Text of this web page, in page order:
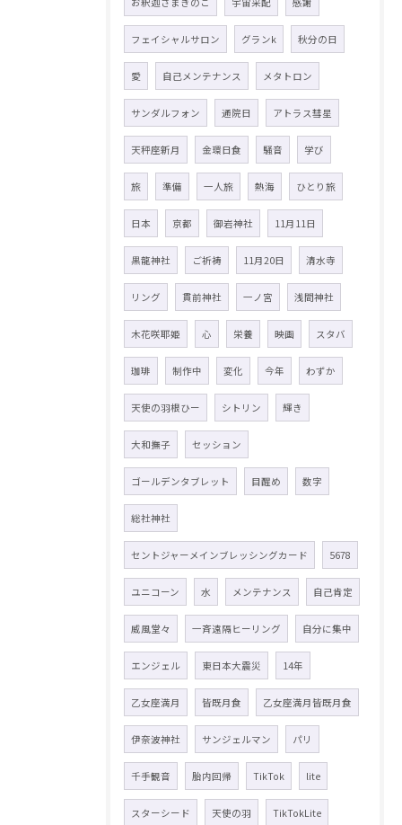
フェイシャルサロン グランk 秋分の日
愛 自己メンテナンス メタトロン
サンダルフォン 通院日 アトラス彗星
天秤座新月 金環日食 騒音 学び
旅 準備 一人旅 熱海 ひとり旅
日本 京都 御岩神社 11月11日
黒龍神社 ご祈祷 11月20日 清水寺
リング 貫前神社 一ノ宮 浅間神社
木花咲耶姫 心 栄養 映画 スタバ
珈琲 制作中 変化 今年 わずか
天使の羽根ひー シトリン 輝き
大和撫子 セッション
ゴールデンタブレット 目醒め 数字
総社神社
セントジャーメインブレッシングカード 5678
ユニコーン 水 メンテナンス 自己肯定
威風堂々 一斉遠隔ヒーリング 自分に集中
エンジェル 東日本大震災 14年
乙女座満月 皆既月食 乙女座満月皆既月食
伊奈波神社 サンジェルマン パリ
千手観音 胎内回帰 TikTok lite
スターシード 天使の羽 TikTokLite